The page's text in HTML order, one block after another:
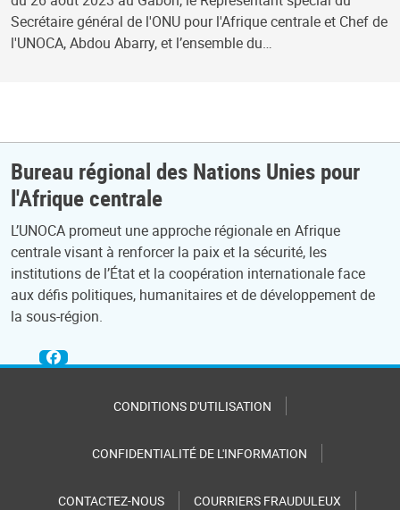
Secrétaire général de l'ONU pour l'Afrique centrale et Chef de
l'UNOCA, Abdou Abarry, et l’ensemble du…
Bureau régional des Nations Unies pour
l'Afrique centrale
L’UNOCA promeut une approche régionale en Afrique
centrale visant à renforcer la paix et la sécurité, les
institutions de l’État et la coopération internationale face
aux défis politiques, humanitaires et de développement de
la sous-région.
CONDITIONS D'UTILISATION
CONFIDENTIALITÉ DE L'INFORMATION
CONTACTEZ-NOUS COURRIERS FRAUDULEUX